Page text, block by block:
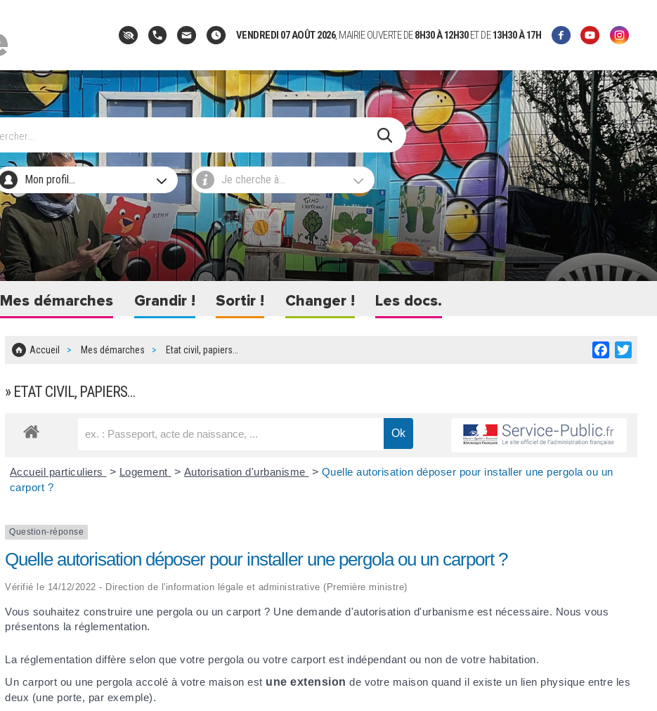
VENDREDI 07 AOÛT 2026, MAIRIE OUVERTE DE8H30 À 12H30ET DE13H30 À 17H
Mon profil... Je cherche à...
Mes démarches Grandir ! Sortir ! Changer ! Les docs.
Facebook
Accueil Mes démarches Etat civil, papiers…
» ETAT CIVIL, PAPIERS…
Accueil particuliers > Logement > Autorisation d'urbanisme > Quelle autorisation déposer pour installer une pergola ou un
carport ?
Question-réponse
Quelle autorisation déposer pour installer une pergola ou un carport ?
Vérifié le 14/12/2022 - Direction de l'information légale et administrative (Première ministre)
Vous souhaitez construire une pergola ou un carport ? Une demande d'autorisation d'urbanisme est nécessaire. Nous vous
présentons la réglementation.
La réglementation diffère selon que votre pergola ou votre carport est indépendant ou non de votre habitation.
Un carport ou une pergola accolé à votre maison est une extension de votre maison quand il existe un lien physique entre les
deux (une porte, par exemple).